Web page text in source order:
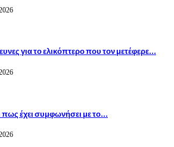
για το ελικόπτερο που τον μετέφερε…
πως έχει συμφωνήσει με το…